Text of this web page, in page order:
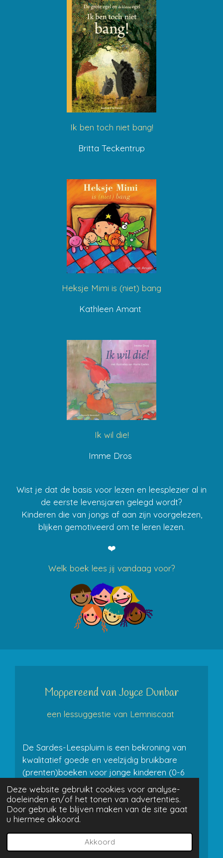
Deze website gebruikt cookies voor analyse-
doeleinden en/of het tonen van advertenties.
Door gebruik te blijven maken van de site gaat
u hiermee akkoord.
Akkoord
Ik ben toch niet bang!
Britta Teckentrup
Heksje Mimi is (niet) bang
Kathleen Amant
Ik wil die!
Imme Dros
Wist je dat de basis voor lezen en leesplezier al in
de eerste levensjaren gelegd wordt?
Kinderen die van jongs af aan zijn voorgelezen,
blijken gemotiveerd om te leren lezen.
❤️
Welk boek lees jij vandaag voor?
Moppereend van Joyce Dunbar
een lessuggestie van Lemniscaat
De Sardes-Leespluim is een bekroning van
kwalitatief goede en veelzijdig bruikbare
(prenten)boeken voor jonge kinderen (0-6